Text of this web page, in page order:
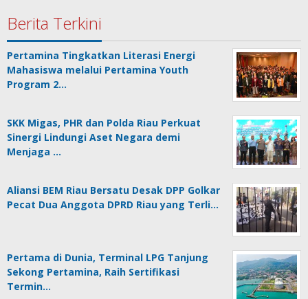
Berita Terkini
Pertamina Tingkatkan Literasi Energi
Mahasiswa melalui Pertamina Youth
Program 2…
SKK Migas, PHR dan Polda Riau Perkuat
Sinergi Lindungi Aset Negara demi
Menjaga …
Aliansi BEM Riau Bersatu Desak DPP Golkar
Pecat Dua Anggota DPRD Riau yang Terli…
Pertama di Dunia, Terminal LPG Tanjung
Sekong Pertamina, Raih Sertifikasi
Termin…